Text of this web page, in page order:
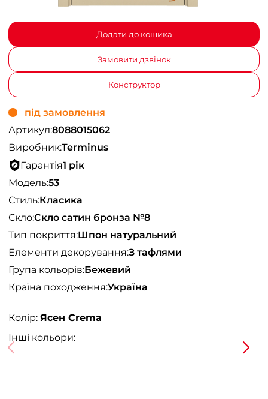
Додати до кошика
Замовити дзвінок
Конструктор
під замовлення
Артикул:8088015062
Виробник:Terminus
Гарантія1 рік
Модель:53
Стиль:Класика
Скло:Скло сатин бронза №8
Тип покриття:Шпон натуральний
Елементи декорування:З тафлями
Група кольорів:Бежевий
Країна походження:Україна
Колір: Ясен Crema
Інші кольори: